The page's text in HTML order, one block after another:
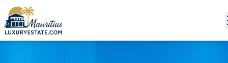
Verkauf Villa Haute Rive 2.559.945 € | MZIMC875